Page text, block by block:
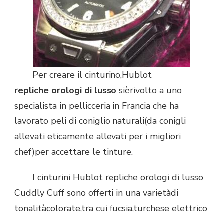
Per creare il cinturino,Hublot
repliche orologi di lusso sièrivolto a uno
specialista in pellicceria in Francia che ha
lavorato peli di coniglio naturali(da conigli
allevati eticamente allevati per i migliori
chef)per accettare le tinture.
I cinturini Hublot repliche orologi di lusso
Cuddly Cuff sono offerti in una varietàdi
tonalitàcolorate,tra cui fucsia,turchese elettrico